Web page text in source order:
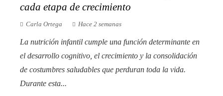
cada etapa de crecimiento
Carla Ortega Hace 2 semanas
La nutrición infantil cumple una función determinante en
el desarrollo cognitivo, el crecimiento y la consolidación
de costumbres saludables que perduran toda la vida.
Durante esta...